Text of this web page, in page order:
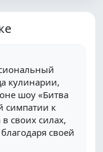
кулинарии,
шоу «Битва
симпатии к
своих силах,
своей